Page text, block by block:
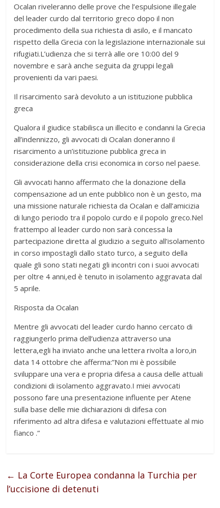
Ocalan riveleranno delle prove che l’espulsione illegale
del leader curdo dal territorio greco dopo il non
procedimento della sua richiesta di asilo, e il mancato
rispetto della Grecia con la legislazione internazionale sui
rifugiati.L’udienza che si terrà alle ore 10:00 del 9
novembre e sarà anche seguita da gruppi legali
provenienti da vari paesi.
Il risarcimento sarà devoluto a un istituzione pubblica
greca
Qualora il giudice stabilisca un illecito e condanni la Grecia
all’indennizzo, gli avvocati di Ocalan doneranno il
risarcimento a un’istituzione pubblica greca in
considerazione della crisi economica in corso nel paese.
Gli avvocati hanno affermato che la donazione della
compensazione ad un ente pubblico non è un gesto, ma
una missione naturale richiesta da Ocalan e dall’amicizia
di lungo periodo tra il popolo curdo e il popolo greco.Nel
frattempo al leader curdo non sarà concessa la
partecipazione diretta al giudizio a seguito all’isolamento
in corso impostagli dallo stato turco, a seguito della
quale gli sono stati negati gli incontri con i suoi avvocati
per oltre 4 anni,ed è tenuto in isolamento aggravata dal
5 aprile.
Risposta da Ocalan
Mentre gli avvocati del leader curdo hanno cercato di
raggiungerlo prima dell’udienza attraverso una
lettera,egli ha inviato anche una lettera rivolta a loro,in
data 14 ottobre che afferma:”Non mi è possibile
sviluppare una vera e propria difesa a causa delle attuali
condizioni di isolamento aggravato.I miei avvocati
possono fare una presentazione influente per Atene
sulla base delle mie dichiarazioni di difesa con
riferimento ad altra difesa e valutazioni effettuate al mio
fianco .”
← La Corte Europea condanna la Turchia per
l’uccisione di detenuti